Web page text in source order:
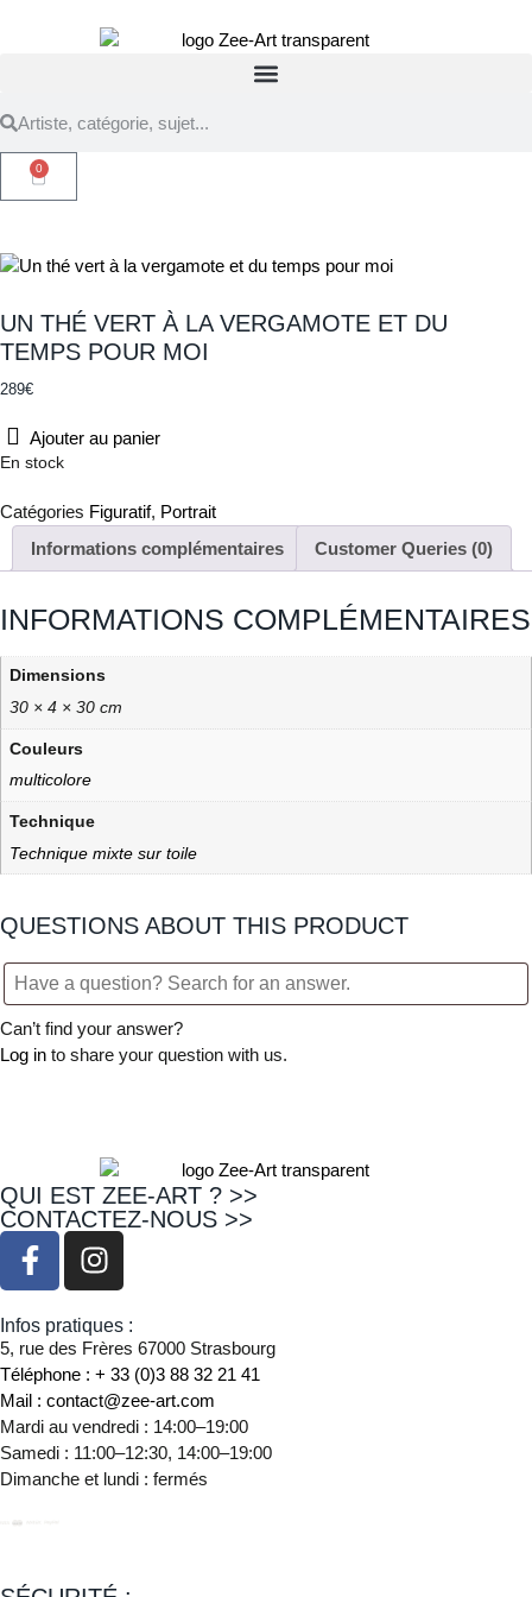
0
UN THÉ VERT À LA VERGAMOTE ET DU
TEMPS POUR MOI
289€
Ajouter au panier
En stock
Catégories Figuratif, Portrait
Informations complémentaires
Customer Queries (0)
INFORMATIONS COMPLÉMENTAIRES
Dimensions
30 × 4 × 30 cm
Couleurs
multicolore
Technique
Technique mixte sur toile
QUESTIONS ABOUT THIS PRODUCT
Can’t find your answer?
Log in to share your question with us.
QUI EST ZEE-ART ? >>
CONTACTEZ-NOUS >>
Infos pratiques :
5, rue des Frères 67000 Strasbourg
Téléphone : + 33 (0)3 88 32 21 41
Mail : contact@zee-art.com
Mardi au vendredi : 14:00–19:00
Samedi : 11:00–12:30, 14:00–19:00
Dimanche et lundi : fermés